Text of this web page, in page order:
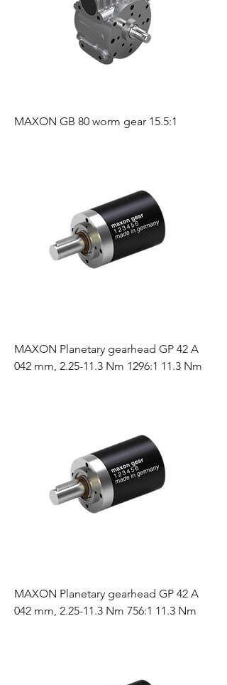
MAXON GB 80 worm gear 15.5:1
MAXON Planetary gearhead GP 42 A
042 mm, 2.25-11.3 Nm 1296:1 11.3 Nm
MAXON Planetary gearhead GP 42 A
042 mm, 2.25-11.3 Nm 756:1 11.3 Nm